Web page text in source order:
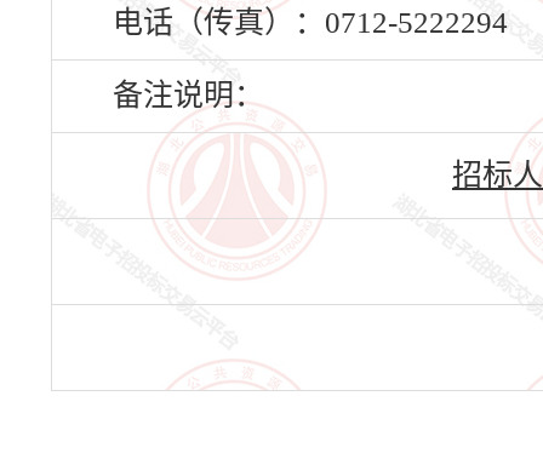
电话（传真）：0712-5222294
备注说明：
招标